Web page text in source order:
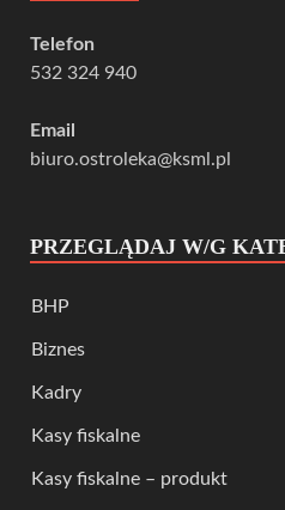
Telefon
532 324 940
Email
biuro.ostroleka@ksml.pl
PRZEGLĄDAJ W/G
BHP
Biznes
Kadry
Kasy fiskalne
Kasy fiskalne – produkt